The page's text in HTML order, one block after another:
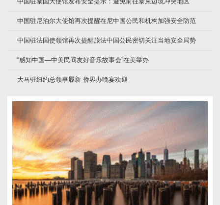
中国驻尼泊尔大使馆再次提醒在尼中国公民和机构加强安全防范
中国驻法国使领馆再次提醒旅法中国公民密切关注当地安全局势
“感知中国—中美民间友好音乐故事会”在美举办
大马驻纽约总领事履新 侨界办晚宴欢迎